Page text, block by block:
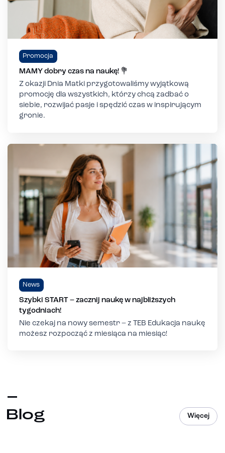
Promocja
MAMY dobry czas na naukę! 💐
Z okazji Dnia Matki przygotowaliśmy wyjątkową
promocję dla wszystkich, którzy chcą zadbać o
siebie, rozwijać pasje i spędzić czas w inspirującym
gronie.
News
Szybki START – zacznij naukę w najbliższych
tygodniach!
Nie czekaj na nowy semestr – z TEB Edukacja naukę
możesz rozpocząć z miesiąca na miesiąc!
Blog Więcej